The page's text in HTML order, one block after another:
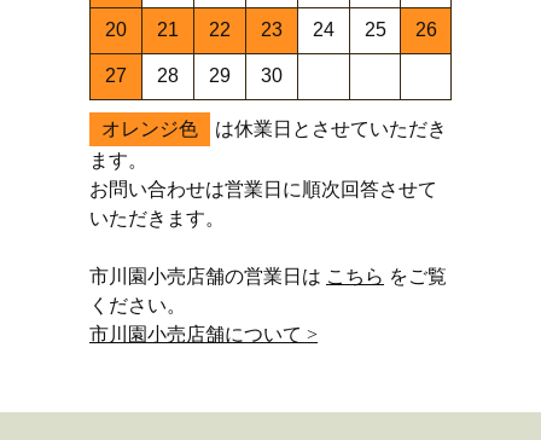
20 21 22 23 24 25 26
27 28 29 30
オレンジ色
は休業日とさせていただき
ます。
お問い合わせは営業日に順次回答させて
いただきます。
市川園小売店舗の営業日は こちら をご覧
ください。
市川園小売店舗について >